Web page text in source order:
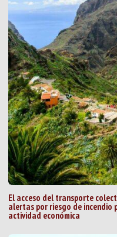
El acceso del transporte
alertas por riesgo de
actividad económica